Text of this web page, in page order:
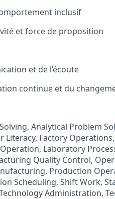
inclusif
et force de proposition
et de l’écoute
continue et du
Analytical Problem
Literacy, Factory
Operation, Laboratory
Quality Control,
Production
Scheduling, Shift Work,
Administration,